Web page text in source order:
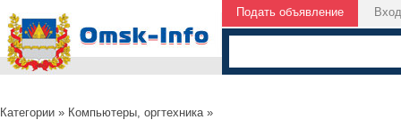
Подать объявление Вход
Категории » Компьютеры, оргтехника»